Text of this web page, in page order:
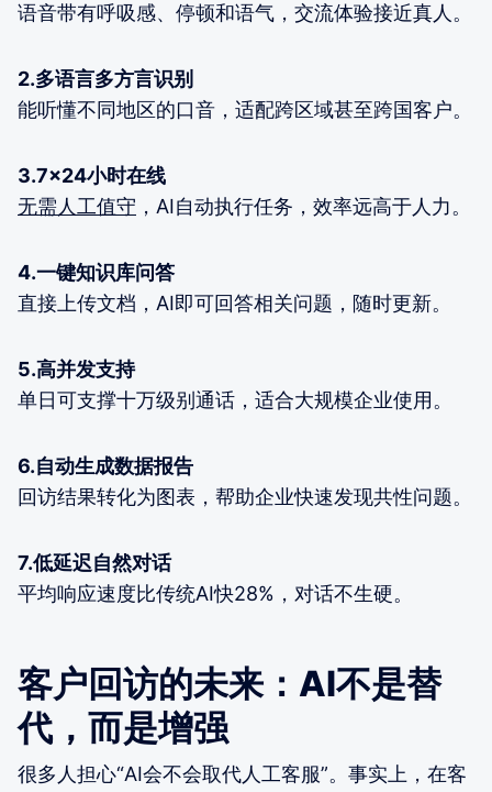
语音带有呼吸感、停顿和语气，交流体验接近真人。
2.多语言多方言识别
能听懂不同地区的口音，适配跨区域甚至跨国客户。
3.7×24小时在线
无需人工值守 ，AI自动执行任务，效率远高于人力。
4.一键知识库问答
直接上传文档，AI即可回答相关问题，随时更新。
5.高并发支持
单日可支撑十万级别通话，适合大规模企业使用。
6.自动生成数据报告
回访结果转化为图表，帮助企业快速发现共性问题。
7.低延迟自然对话
平均响应速度比传统AI快28%，对话不生硬。
客户回访的未来：AI不是替
代，而是增强
很多人担心“AI会不会取代人工客服”。事实上，在客